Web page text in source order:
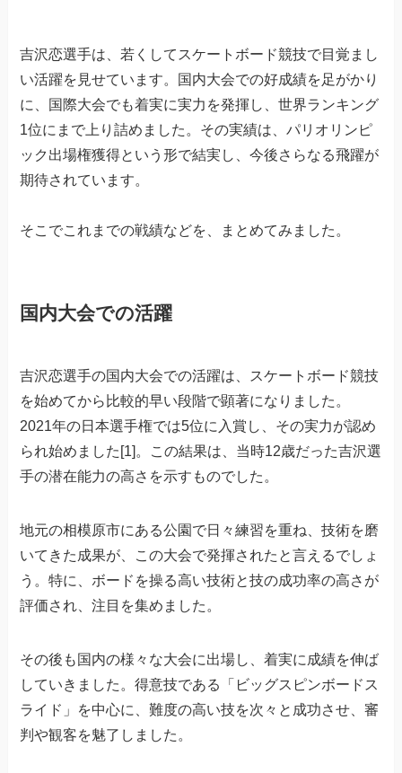
吉沢恋選手は、若くしてスケートボード競技で目覚まし
い活躍を見せています。国内大会での好成績を足がかり
に、国際大会でも着実に実力を発揮し、世界ランキング
1位にまで上り詰めました。その実績は、パリオリンピ
ック出場権獲得という形で結実し、今後さらなる飛躍が
期待されています。
そこでこれまでの戦績などを、まとめてみました。
国内大会での活躍
吉沢恋選手の国内大会での活躍は、スケートボード競技
を始めてから比較的早い段階で顕著になりました。
2021年の日本選手権では5位に入賞し、その実力が認め
られ始めました[1]。この結果は、当時12歳だった吉沢選
手の潜在能力の高さを示すものでした。
地元の相模原市にある公園で日々練習を重ね、技術を磨
いてきた成果が、この大会で発揮されたと言えるでしょ
う。特に、ボードを操る高い技術と技の成功率の高さが
評価され、注目を集めました。
その後も国内の様々な大会に出場し、着実に成績を伸ば
していきました。得意技である「ビッグスピンボードス
ライド」を中心に、難度の高い技を次々と成功させ、審
判や観客を魅了しました。